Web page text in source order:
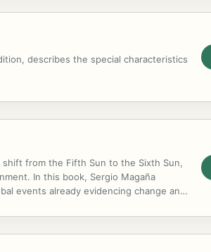
describes the special characteristics
from the Fifth Sun to the Sixth Sun,
In this book, Sergio Magaña
events already evidencing change and